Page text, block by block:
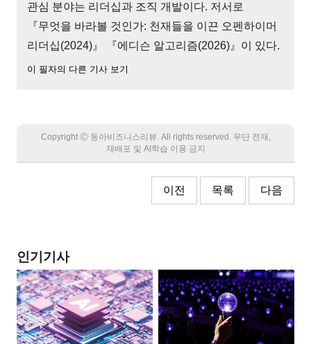
관심 분야는 리더십과 조직 개발이다. 저서로
『무엇을 바라볼 것인가: 천재들을 이끈 오펜하이머
리더십(2024)』 『에디슨 알고리즘(2026)』이 있다.
이 필자의 다른 기사 보기
Copyright Ⓒ 동아비즈니스리뷰. All rights reserved. 무단 전재,
재배포 및 AI학습 이용 금지
이전 목록 다음
인기기사